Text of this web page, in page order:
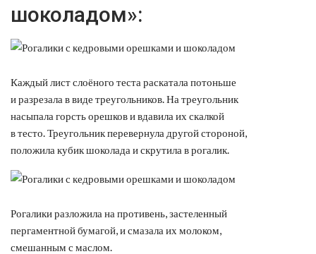
шоколадом»:
Каждый лист слоёного теста раскатала потоньше
и разрезала в виде треугольников. На треугольник
насыпала горсть орешков и вдавила их скалкой
в тесто. Треугольник перевернула другой стороной,
положила кубик шоколада и скрутила в рогалик.
Рогалики разложила на противень, застеленный
пергаментной бумагой, и смазала их молоком,
смешанным с маслом.